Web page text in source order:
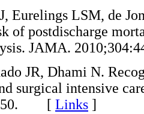
Eurelings LSM, de
of postdischarge
JAMA.
JR, Dhami N.
surgical intensive
[ Links ]